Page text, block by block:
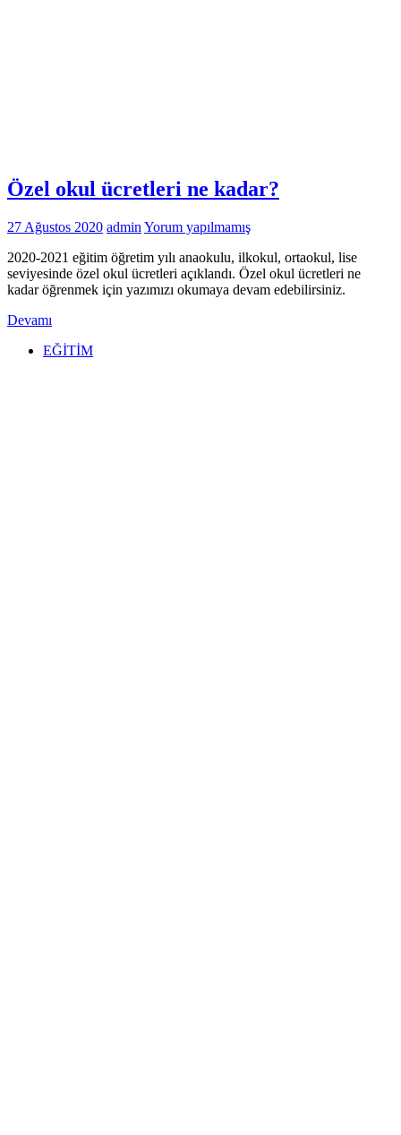
Özel okul ücretleri ne kadar?
27 Ağustos 2020 admin Yorum yapılmamış
2020-2021 eğitim öğretim yılı anaokulu, ilkokul, ortaokul, lise
seviyesinde özel okul ücretleri açıklandı. Özel okul ücretleri ne
kadar öğrenmek için yazımızı okumaya devam edebilirsiniz.
Devamı
EĞİTİM